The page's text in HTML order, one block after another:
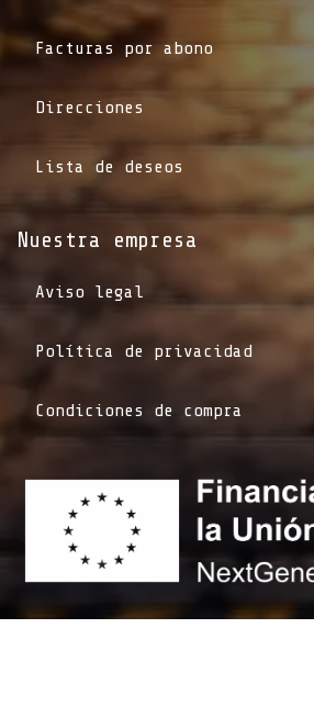
Facturas por abono
Direcciones
Lista de deseos
Nuestra empresa
Aviso legal
Política de privacidad
Condiciones de compra